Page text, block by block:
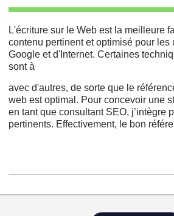
L'écriture sur le Web est la meilleure
contenu pertinent et optimisé pour les
Google et d'Internet. Certaines
sont à
avec d'autres, de sorte que le
web est optimal. Pour concevoir une
en tant que consultant SEO, j’intègre
pertinents. Effectivement, le bon